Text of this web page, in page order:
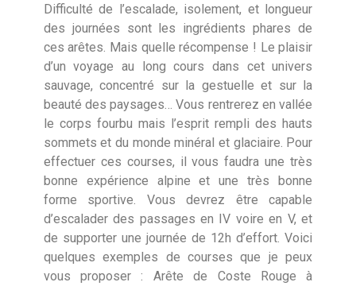
Difficulté de l’escalade, isolement, et longueur
des journées sont les ingrédients phares de
ces arêtes. Mais quelle récompense ! Le plaisir
d’un voyage au long cours dans cet univers
sauvage, concentré sur la gestuelle et sur la
beauté des paysages… Vous rentrerez en vallée
le corps fourbu mais l’esprit rempli des hauts
sommets et du monde minéral et glaciaire. Pour
effectuer ces courses, il vous faudra une très
bonne expérience alpine et une très bonne
forme sportive. Vous devrez être capable
d’escalader des passages en IV voire en V, et
de supporter une journée de 12h d’effort. Voici
quelques exemples de courses que je peux
vous proposer : Arête de Coste Rouge à